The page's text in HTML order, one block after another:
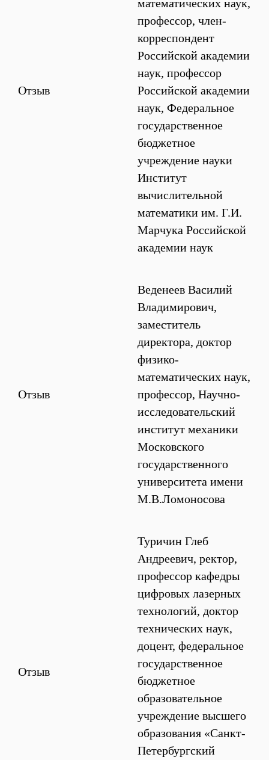
Отзыв
математических наук,
профессор, член-
корреспондент
Российской академии
наук, профессор
Российской академии
наук, Федеральное
государственное
бюджетное
учреждение науки
Институт
вычислительной
математики им. Г.И.
Марчука Российской
академии наук
Отзыв
Веденеев Василий
Владимирович,
заместитель
директора, доктор
физико-
математических наук,
профессор, Научно-
исследовательский
институт механики
Московского
государственного
университета имени
М.В.Ломоносова
Отзыв
Туричин Глеб
Андреевич, ректор,
профессор кафедры
цифровых лазерных
технологий, доктор
технических наук,
доцент, федеральное
государственное
бюджетное
образовательное
учреждение высшего
образования «Санкт-
Петербургский